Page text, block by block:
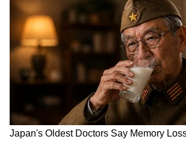
ಬೇಸಿಗೆ ಕಳೆದು ಮುಂಗಾರು ಆರಂಭದ
ಕಾರ ಹುಣ್ಣಿಮೆಯಲ್ಲಿ ರೈತರು
ರೋಗನಿರೋಧಕ ಔಷಧಿ ನೀಡಿ, ಎತ್ತುಗಳ
ಸ್ವಚ್ಛಗೊಳಿಸುತ್ತಾರೆ. ಕೊಂಬುಗಳಿಗೆ ಬಣ್ಣ
ಮಾಡಿ ಕಾರಹುಣ್ಣಿಮೆಯಂದು ಎತ್ತುಗಳು
ಓಡಿಸಿ ಖುಷಿ ಪಡುತ್ತಾರೆ.